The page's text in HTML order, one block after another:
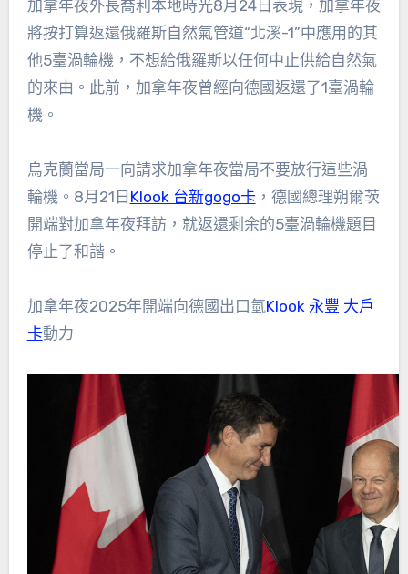
加拿年夜外長喬利本地時光8月24日表現，加拿年夜
將按打算返還俄羅斯自然氣管道“北溪-1”中應用的其
他5臺渦輪機，不想給俄羅斯以任何中止供給自然氣
的來由。此前，加拿年夜曾經向德國返還了1臺渦輪
機。
烏克蘭當局一向請求加拿年夜當局不要放行這些渦
輪機。8月21日 Klook 台新gogo卡，德國總理朔爾茨
開端對加拿年夜拜訪，就返還剩余的5臺渦輪機題目
停止了和諧。
加拿年夜2025年開端向德國出口氫Klook 永豐 大戶
卡動力